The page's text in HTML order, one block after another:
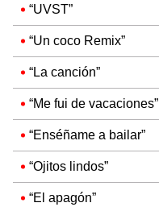
“UVST”
“Un coco Remix”
“La canción”
“Me fui de vacaciones”
“Enséñame a bailar”
“Ojitos lindos”
“El apagón”